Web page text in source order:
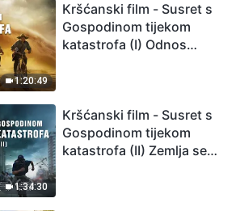
1:20:49
Kršćanski film - Susret s
Gospodinom tijekom
katastrofa (I) Odnos
1:34:30
Kršćanski film - Susret s
Gospodinom tijekom
katastrofa (II) Zemlja se